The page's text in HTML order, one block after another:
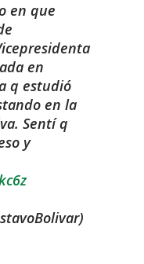
en que
en
q estudió
en la
Sentí q
y